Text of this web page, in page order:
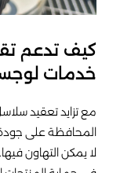
كيف تدعم
خدمات
مع تزايد تعقيد
المحافظة على جودة
لا يمكن التهاون